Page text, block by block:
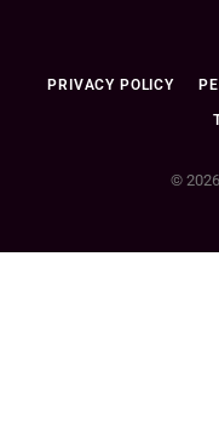
PRIVACY POLICY
©